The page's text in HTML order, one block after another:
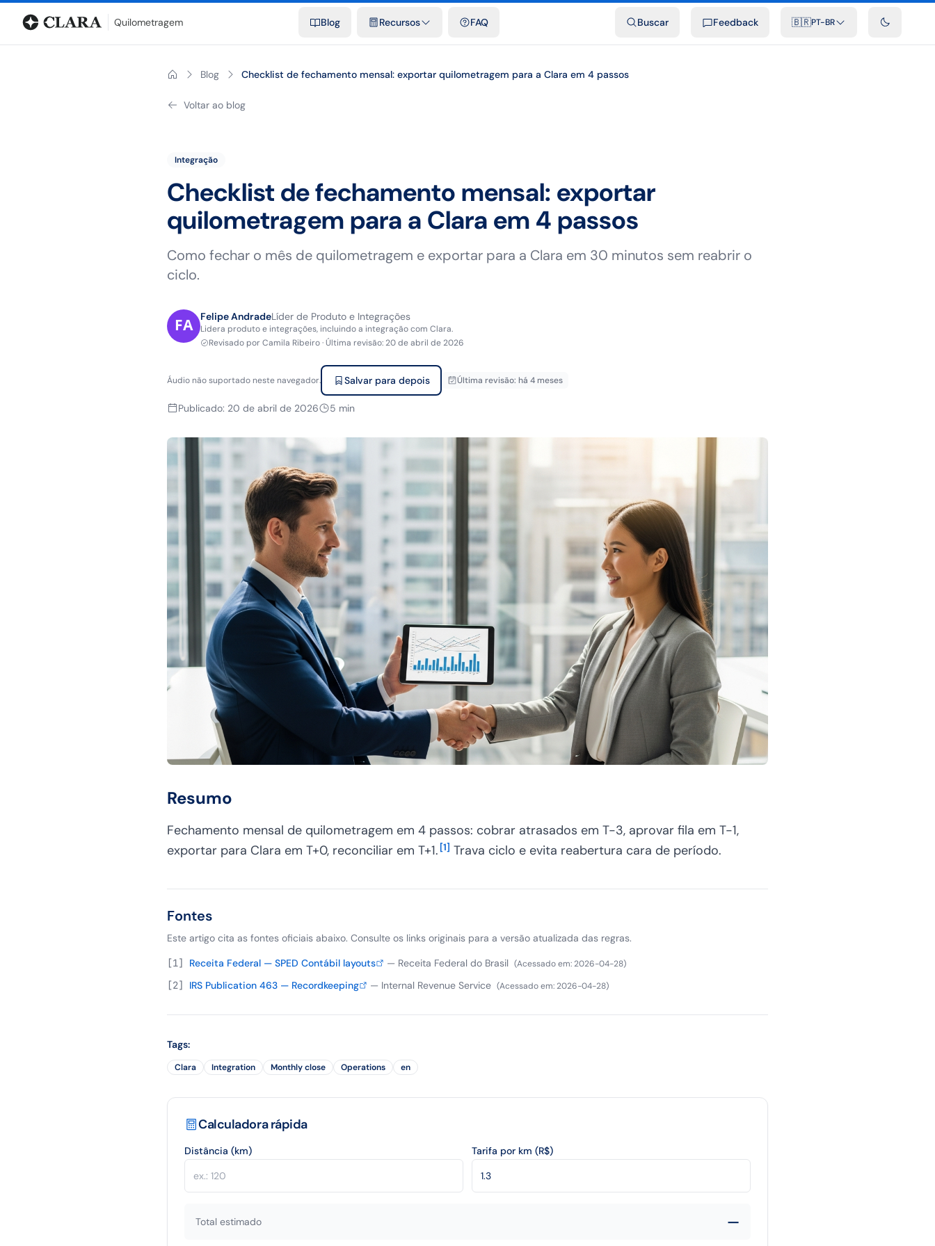
BlogCalculadora de quilometragemGlossárioDistâncias entre cidadesModelos e planilhas grátisComparativosTarifas oficiaisPodcastVídeosDesenvolvedoresIntegraçõesFAQ
Quilometragem Blog Recursos FAQ Buscar Feedback 🇧🇷PT-BR
Blog Checklist de fechamento mensal: exportar quilometragem para a Clara em 4 passos
Voltar ao blog
Integração
Checklist de fechamento mensal: exportar
quilometragem para a Clara em 4 passos
Como fechar o mês de quilometragem e exportar para a Clara em 30 minutos sem reabrir o
ciclo.
Felipe AndradeLíder de Produto e Integrações
Lidera produto e integrações, incluindo a integração com Clara.
Revisado porCamila Ribeiro·Última revisão:20 de abril de 2026
Áudio não suportado neste navegador. Salvar para depois Última revisão: há 4 meses
Publicado: 20 de abril de 2026 5 min
Resumo
Fechamento mensal de quilometragem em 4 passos: cobrar atrasados em T-3, aprovar fila em T-1,
exportar para Clara em T+0, reconciliar em T+1. [1] Trava ciclo e evita reabertura cara de período.
Fontes
Este artigo cita as fontes oficiais abaixo. Consulte os links originais para a versão atualizada das regras.
[1] Receita Federal — SPED Contábil layouts — Receita Federal do Brasil (Acessado em:2026-04-28)
[2] IRS Publication 463 — Recordkeeping — Internal Revenue Service (Acessado em:2026-04-28)
Tags:
Clara Integration Monthly close Operations en
Calculadora rápida
Distância (km) Tarifa por km (R$)
Total estimado —